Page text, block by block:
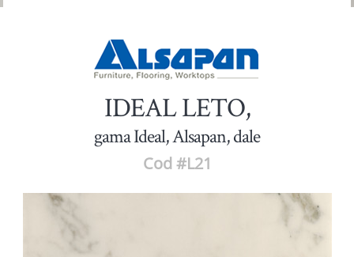
IDEAL LETO,
gama Ideal, Alsapan, dale
Cod #L21